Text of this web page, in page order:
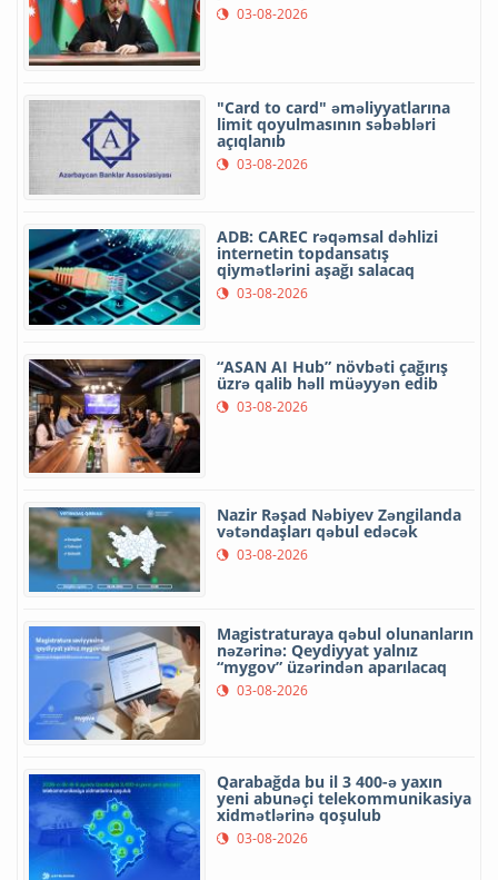
03-08-2026
"Card to card" əməliyyatlarına
limit qoyulmasının səbəbləri
açıqlanıb
03-08-2026
ADB: CAREC rəqəmsal dəhlizi
internetin topdansatış
qiymətlərini aşağı salacaq
03-08-2026
“ASAN AI Hub” növbəti çağırış
üzrə qalib həll müəyyən edib
03-08-2026
Nazir Rəşad Nəbiyev Zəngilanda
vətəndaşları qəbul edəcək
03-08-2026
Magistraturaya qəbul olunanların
nəzərinə: Qeydiyyat yalnız
“mygov” üzərindən aparılacaq
03-08-2026
Qarabağda bu il 3 400-ə yaxın
yeni abunəçi telekommunikasiya
xidmətlərinə qoşulub
03-08-2026